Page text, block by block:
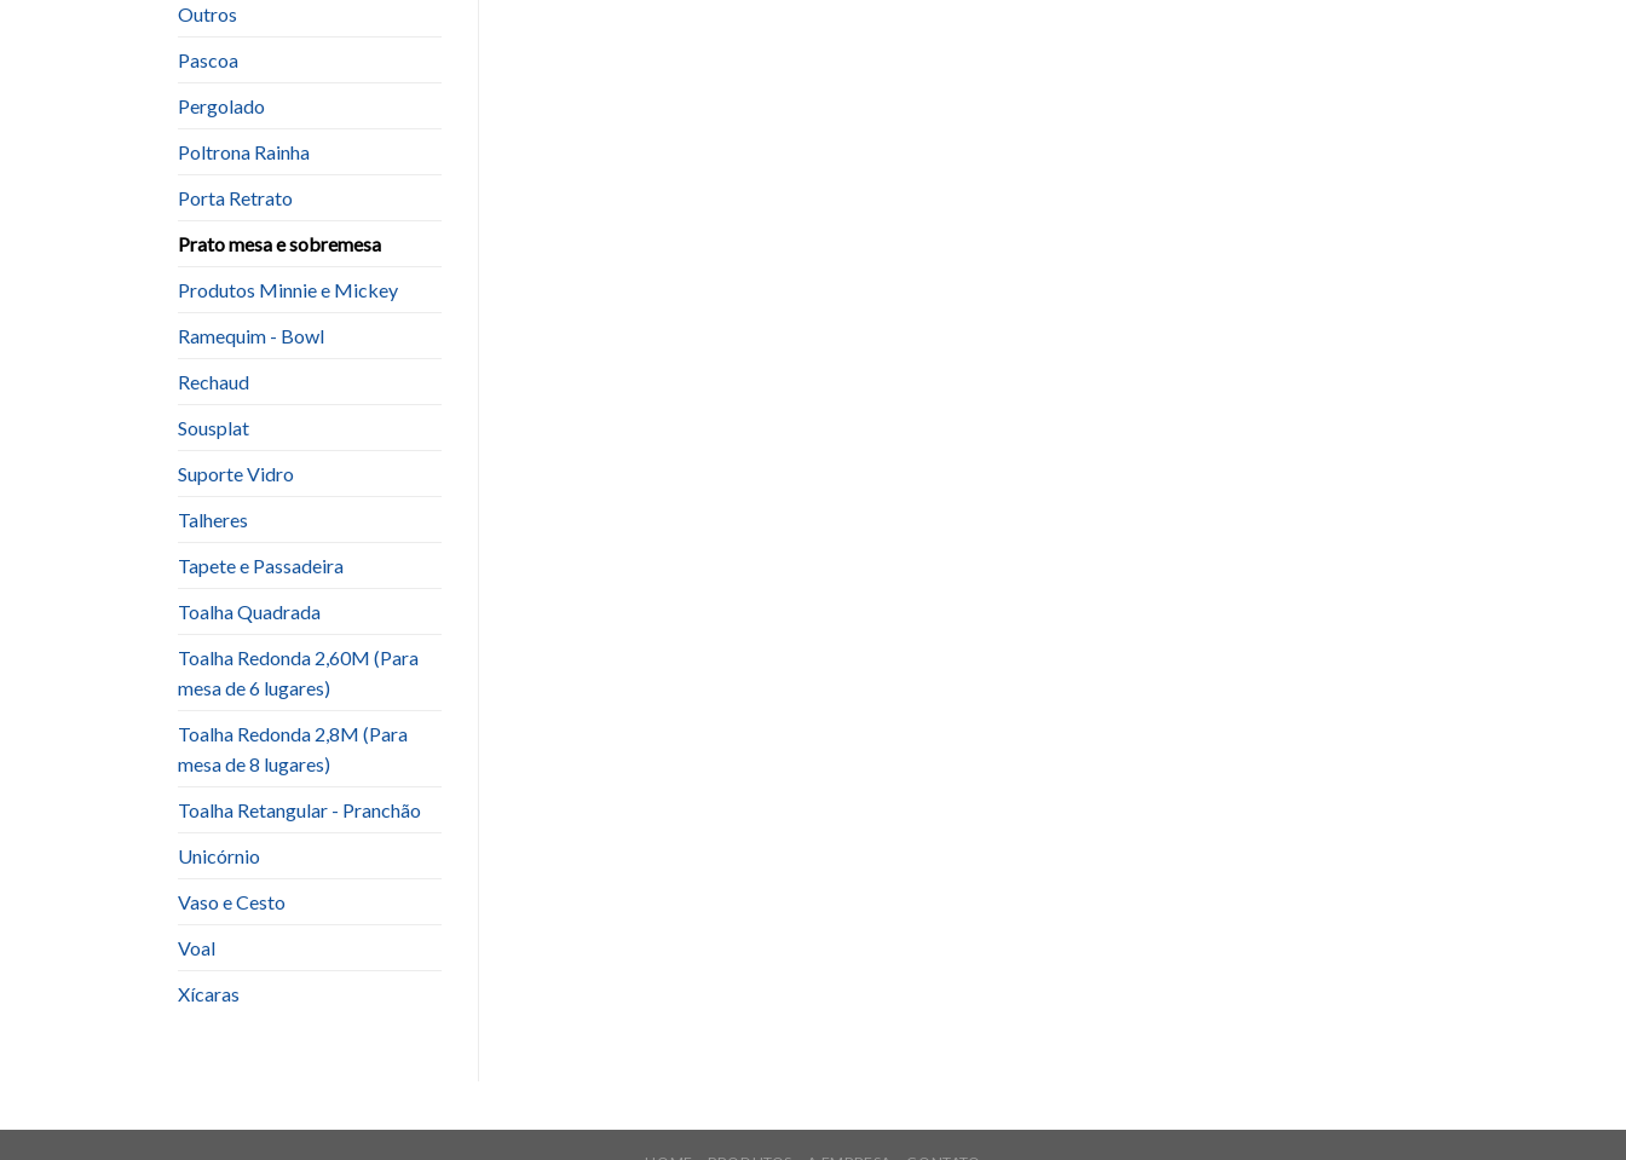
Outros
Pascoa
Pergolado
Poltrona Rainha
Porta Retrato
Prato mesa e sobremesa
Produtos Minnie e Mickey
Ramequim - Bowl
Rechaud
Sousplat
Suporte Vidro
Talheres
Tapete e Passadeira
Toalha Quadrada
Toalha Redonda 2,60M (Para
mesa de 6 lugares)
Toalha Redonda 2,8M (Para
mesa de 8 lugares)
Toalha Retangular - Pranchão
Unicórnio
Vaso e Cesto
Voal
Xícaras